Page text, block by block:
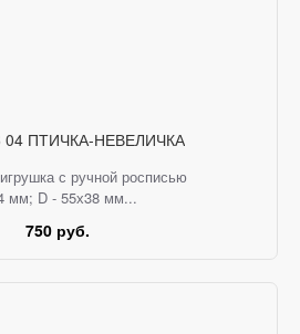
04 ПТИЧКА-НЕВЕЛИЧКА
с ручной росписью
мм; D - 55х38 мм...
750 руб.